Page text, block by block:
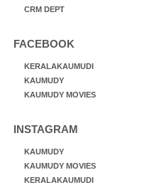
CRM DEPT
FACEBOOK
KERALAKAUMUDI
KAUMUDY
KAUMUDY MOVIES
INSTAGRAM
KAUMUDY
KAUMUDY MOVIES
KERALAKAUMUDI